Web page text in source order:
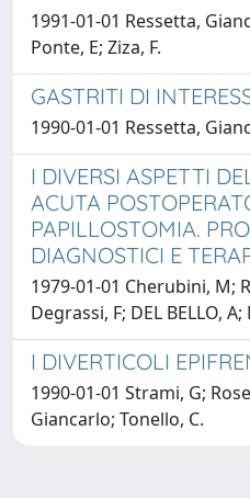
1991-01-01 Ressetta,
Ponte, E; Ziza, F.
GASTRITI DI
1990-01-01 Ressetta,
I DIVERSI ASPETTI
ACUTA
PAPILLOSTOMIA.
DIAGNOSTICI E
1979-01-01 Cherubini, M;
Degrassi, F; DEL BELLO,
I DIVERTICOLI
1990-01-01 Strami, G;
Giancarlo; Tonello, C.